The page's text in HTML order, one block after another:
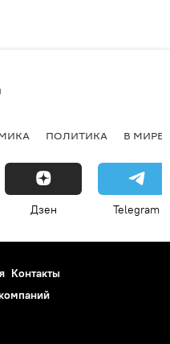
ПОЛИТИКА В МИРЕ
Дзен Telegram
Контакты